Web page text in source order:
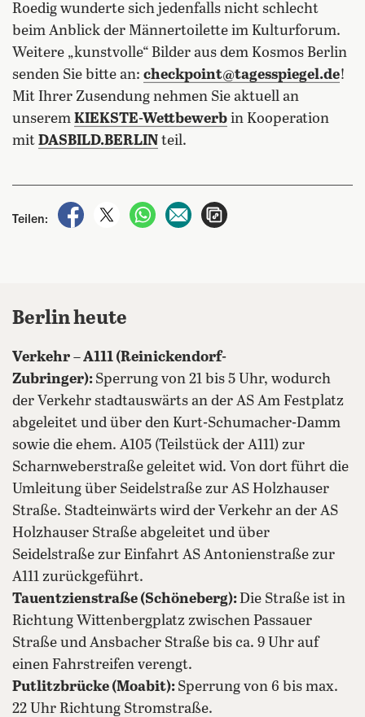
Roedig wunderte sich jedenfalls nicht schlecht
beim Anblick der Männertoilette im Kulturforum.
Weitere „kunstvolle“ Bilder aus dem Kosmos Berlin
senden Sie bitte an: checkpoint@tagesspiegel.de!
Mit Ihrer Zusendung nehmen Sie aktuell an
unserem KIEKSTE-Wettbewerb in Kooperation
mit DASBILD.BERLIN teil.
Teilen:
auf Facebook teilen
auf X teilenper WhatsApp teilen
per E-Mail teilen
Berlin heute
Verkehr –A111 (Reinickendorf-
Zubringer): Sperrung von 21 bis 5 Uhr, wodurch
der Verkehr stadtauswärts an der AS Am Festplatz
abgeleitet und über den Kurt-Schumacher-Damm
sowie die ehem. A105 (Teilstück der A111) zur
Scharnweberstraße geleitet wid. Von dort führt die
Umleitung über Seidelstraße zur AS Holzhauser
Straße. Stadteinwärts wird der Verkehr an der AS
Holzhauser Straße abgeleitet und über
Seidelstraße zur Einfahrt AS Antonienstraße zur
A111 zurückgeführt.
Tauentzienstraße (Schöneberg):Die Straße ist in
Richtung Wittenbergplatz zwischen Passauer
Straße und Ansbacher Straße bis ca. 9 Uhr auf
einen Fahrstreifen verengt.
Putlitzbrücke (Moabit): Sperrung von 6 bis max.
22 Uhr Richtung Stromstraße.